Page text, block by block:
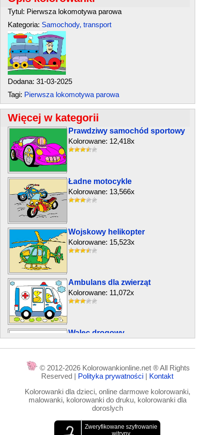
Tytul: Pierwsza lokomotywa parowa
Kategoria: Samochody, transport
Dodana: 31-03-2025
Tagi: Pierwsza lokomotywa parowa
Więcej w kategorii
Prawdziwy samochód sportowy
Kolorowane: 12,418x
Ładne motocykle
Kolorowane: 13,566x
Wojskowy helikopter
Kolorowane: 15,523x
Ambulans dla zwierząt
Kolorowane: 11,072x
Walec drogowy
Kolorowane: 5,282x
© 2012-2026 Kolorowankionline.net ® All Rights
Reserved | Polityka prywatności | Kontakt
Kolorowanki dla dzieci, online darmowe kolorowanki,
malowanki, kolorowanki do druku, kolorowanki dla
doroslych